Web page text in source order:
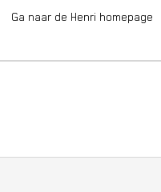
Ga naar de Henri homepage